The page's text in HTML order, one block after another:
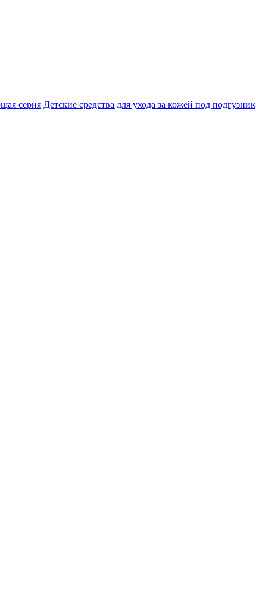
серия Детские средства для ухода за кожей под подгузник